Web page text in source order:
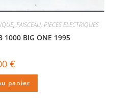
, FAISCEAU, PIECES ELECTRIQUES
1000 BIG ONE 1995
€
panier